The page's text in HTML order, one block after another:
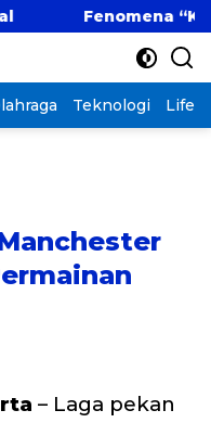
“Kabur Aja
Teknologi
– Laga pekan